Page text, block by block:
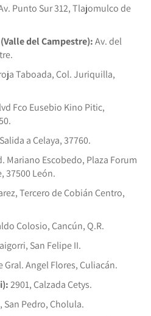
Punto Sur 312, Tlajomulco de
del Campestre):Av. del
Taboada, Col. Juriquilla,
Fco Eusebio Kino Pitic,
Salida a Celaya, 37760.
Mariano Escobedo, Plaza Forum
37500 León.
Tercero de Cobián Centro,
Colosio, Cancún, Q.R.
San Felipe II.
Gral. Angel Flores, Culiacán.
2901, Calzada Cetys.
San Pedro, Cholula.